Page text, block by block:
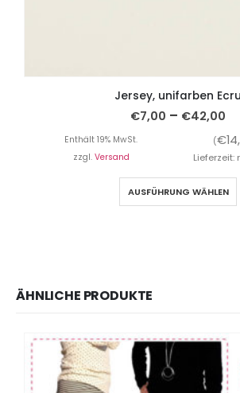
Jersey, unifarben Ecru
€7,00 – €42,00
Enthält 19% MwSt. (€
zzgl. Versand
AUSFÜHRUNG WÄHLEN
ÄHNLICHE PRODUKTE